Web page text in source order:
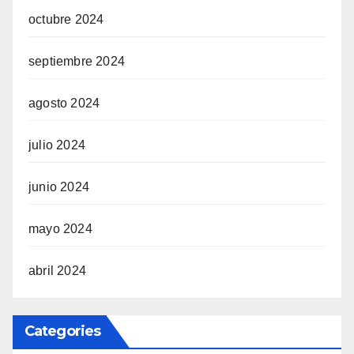
octubre 2024
septiembre 2024
agosto 2024
julio 2024
junio 2024
mayo 2024
abril 2024
Categories